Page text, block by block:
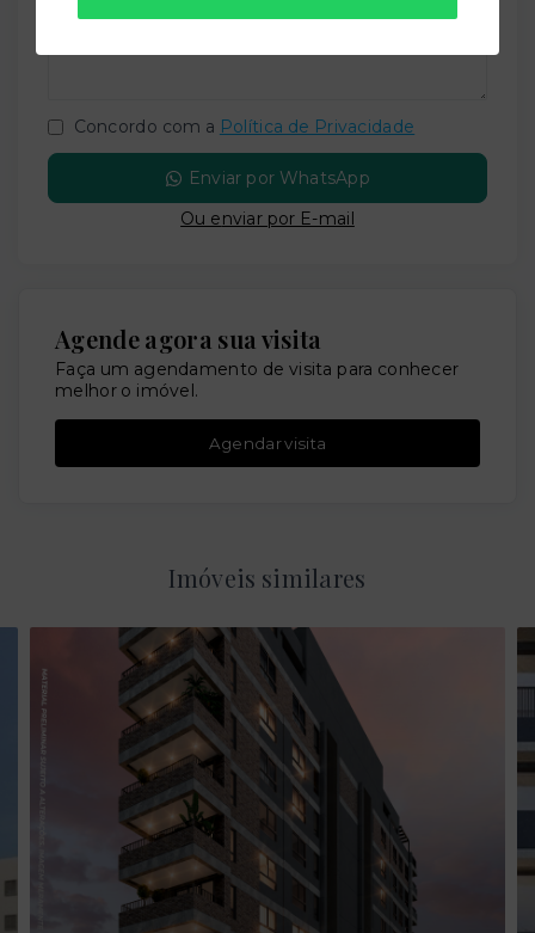
Concordo com a Política de Privacidade
Enviar por WhatsApp
Ou enviar por E-mail
Agende agora sua visita
Faça um agendamento de visita para conhecer
melhor o imóvel.
Agendar visita
Imóveis similares